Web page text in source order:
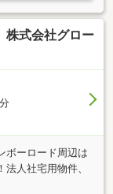
式会社グロー
ボーロード周辺は
人社宅用物件、
築物件等、幅広く